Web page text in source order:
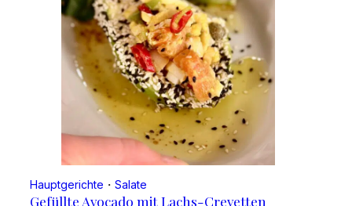
Hauptgerichte ・ Salate
Gefüllte Avocado mit Lachs-Crevetten